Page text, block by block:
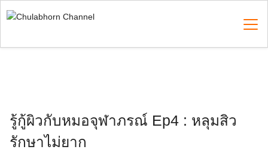
to
รู้กู้ผิวกับหมอจุฬาภรณ์ Ep4 : หลุมสิว
รักษาไม่ยาก